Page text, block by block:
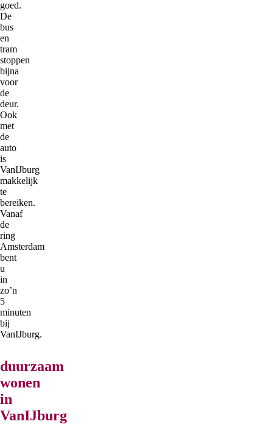
goed.
De
bus
en
tram
stoppen
bijna
voor
de
deur.
Ook
met
de
auto
is
VanIJburg
makkelijk
te
bereiken.
Vanaf
de
ring
Amsterdam
bent
u
in
zo’n
5
minuten
bij
VanIJburg.
duurzaam
wonen
in
VanIJburg